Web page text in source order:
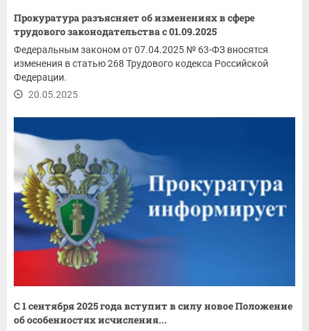
Прокуратура разъясняет об изменениях в сфере
трудового законодательства с 01.09.2025
Федеральным законом от 07.04.2025 № 63-ФЗ вносятся
изменения в статью 268 Трудового кодекса Российской
Федерации.
20.05.2025
С 1 сентября 2025 года вступит в силу новое Положение
об особенностях исчисления...